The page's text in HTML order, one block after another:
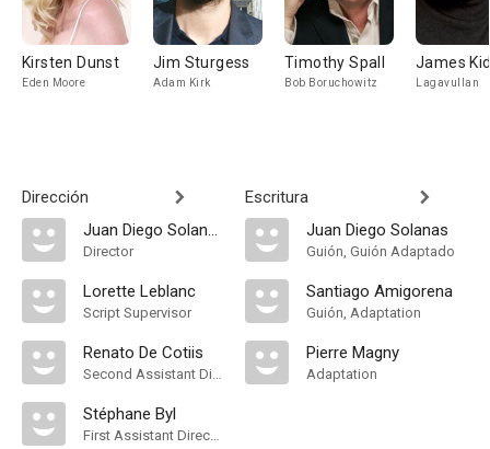
Kirsten Dunst
Eden Moore
Jim Sturgess
Adam Kirk
Timothy Spall
Bob Boruchowitz
James
Lagavullan
Dirección
Juan Diego Solanas
Director
Lorette Leblanc
Script Supervisor
Renato De Cotiis
Second Assistant Director
Stéphane Byl
First Assistant Director
Escritura
Juan Diego Solanas
Guión, Guión Adaptado
Santiago Amigorena
Guión, Adaptation
Pierre Magny
Adaptation